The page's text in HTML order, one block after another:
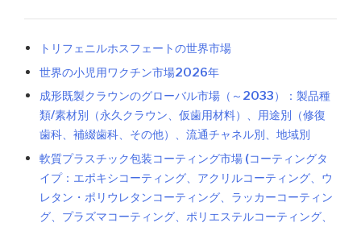
トリフェニルホスフェートの世界市場
世界の小児用ワクチン市場2026年
成形既製クラウンのグローバル市場（～2033）：製品種
類/素材別（永久クラウン、仮歯用材料）、用途別（修復
歯科、補綴歯科、その他）、流通チャネル別、地域別
軟質プラスチック包装コーティング市場 (コーティングタ
イプ：エポキシコーティング、アクリルコーティング、ウ
レタン・ポリウレタンコーティング、ラッカーコーティン
グ、プラズマコーティング、ポリエステルコーティング、